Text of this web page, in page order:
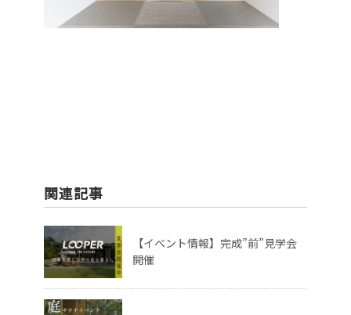
関連記事
【イベント情報】完成”前”見学会
開催